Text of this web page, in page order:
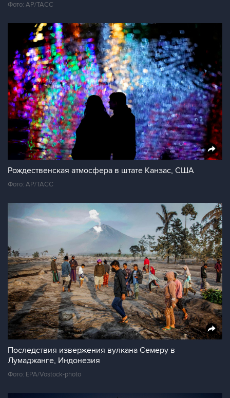
Фото: AP/ТАСС
Рождественская атмосфера в штате Канзас, США
Фото: AP/ТАСС
Последствия извержения вулкана Семеру в
Лумаджанге, Индонезия
Фото: EPA/Vostock-photo